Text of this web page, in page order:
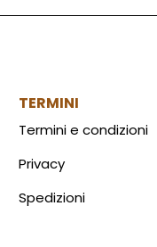
TERMINI
Termini e condizioni
Privacy
Spedizioni